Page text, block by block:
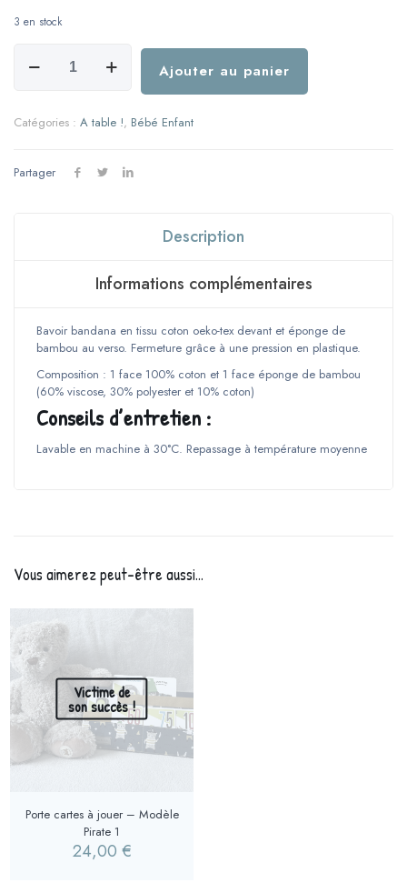
3 en stock
-
Ajouter au panier
Catégories : A table !, Bébé Enfant
Partager
Description
Informations complémentaires
Bavoir bandana en tissu coton oeko-tex devant et éponge de
bambou au verso. Fermeture grâce à une pression en plastique.
Composition : 1 face 100% coton et 1 face éponge de bambou
(60% viscose, 30% polyester et 10% coton)
Conseils d’entretien :
Lavable en machine à 30°C. Repassage à température moyenne
Vous aimerez peut-être aussi…
Victime de
son succès !
Porte cartes à jouer – Modèle
Pirate 1
24,00 €